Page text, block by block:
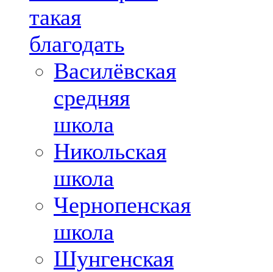
такая
благодать
Василёвская
средняя
школа
Никольская
школа
Чернопенская
школа
Шунгенская